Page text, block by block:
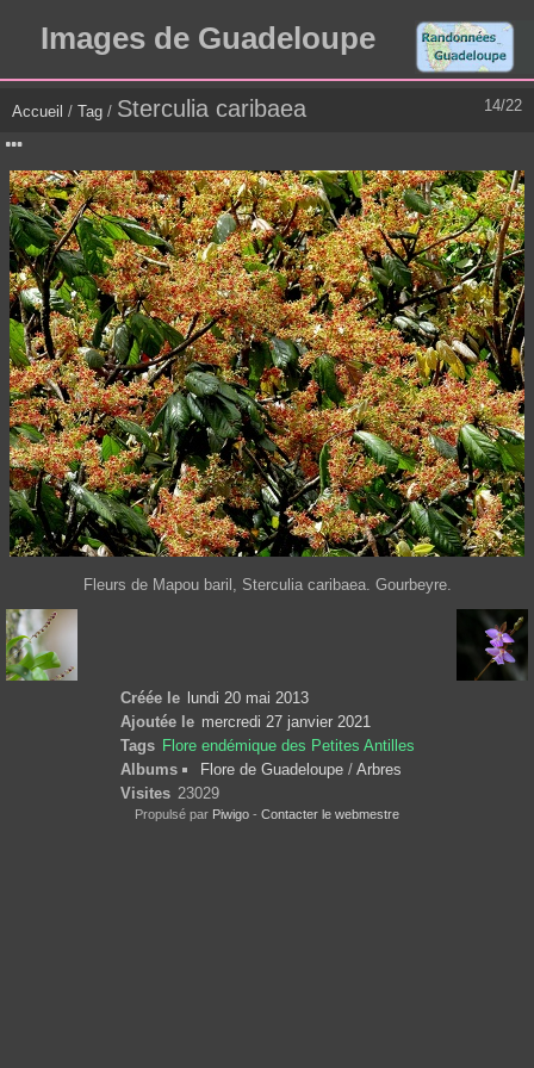
Images de Guadeloupe
14/22
Accueil / Tag / Sterculia caribaea
Fleurs de Mapou baril, Sterculia caribaea. Gourbeyre.
Créée le
lundi 20 mai 2013
Ajoutée le mercredi 27 janvier 2021
Tags Flore endémique des Petites Antilles
Albums
Flore de Guadeloupe / Arbres
Visites 23029
Propulsé par Piwigo - Contacter le webmestre